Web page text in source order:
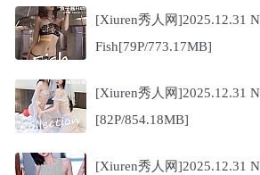
[Xiuren秀人网]2025.12.31
Fish[79P/773.17MB]
[Xiuren秀人网]2025.12.31
[82P/854.18MB]
[Xiuren秀人网]2025.12.31